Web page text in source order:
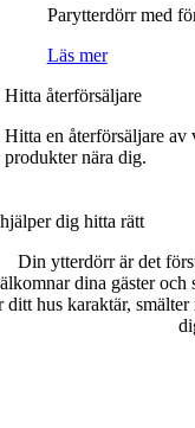
Parytterdörr med
Läs mer
Hitta återförsäljare
Hitta en återförsäljare av
produkter nära dig.
dig hitta rätt
Din ytterdörr är det
dina gäster
ditt hus karaktär,